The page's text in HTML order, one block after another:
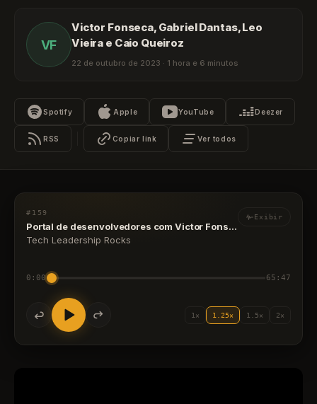
VF
Victor Fonseca, Gabriel Dantas, Leo
Vieira e Caio Queiroz
22 de outubro de 2023 · 1 hora e 6 minutos
Spotify Apple YouTube Deezer
RSS Copiar link Ver todos
#159
Portal de desenvolvedores com Victor Fonseca, Gabriel Dantas, Leo Vieira e Caio Queiroz
Tech Leadership Rocks
Exibir
0:00 65:47
1× 1.25× 1.5× 2×